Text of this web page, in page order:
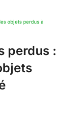
perdus :